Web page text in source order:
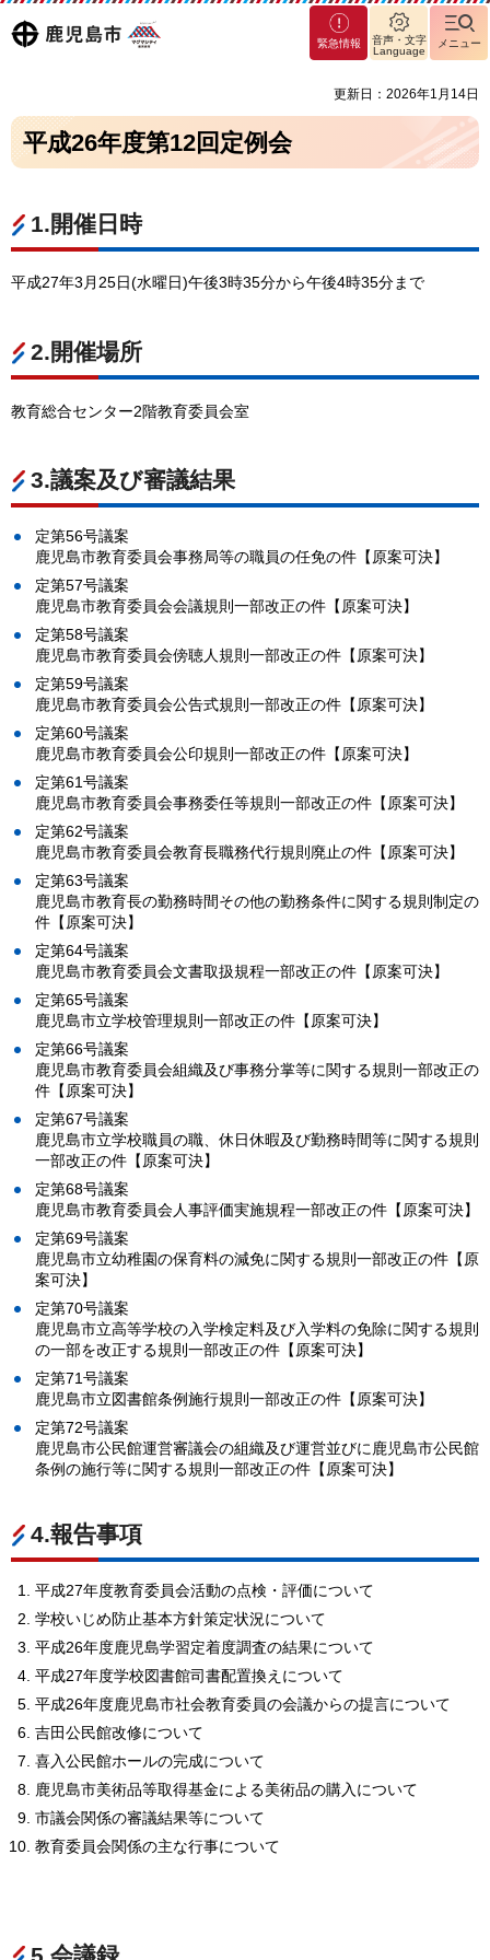
鹿児島
マグ
マシ
島市
緊急情報
音声・文字
Language
メニュー
更新日：2026年1月14日
平成26年度第12回定例会
1.開催日時
平成27年3月25日(水曜日)午後3時35分から午後4時35分まで
2.開催場所
教育総合センター2階教育委員会室
3.議案及び審議結果
定第56号議案
鹿児島市教育委員会事務局等の職員の任免の件【原案可決】
定第57号議案
鹿児島市教育委員会会議規則一部改正の件【原案可決】
定第58号議案
鹿児島市教育委員会傍聴人規則一部改正の件【原案可決】
定第59号議案
鹿児島市教育委員会公告式規則一部改正の件【原案可決】
定第60号議案
鹿児島市教育委員会公印規則一部改正の件【原案可決】
定第61号議案
鹿児島市教育委員会事務委任等規則一部改正の件【原案可決】
定第62号議案
鹿児島市教育委員会教育長職務代行規則廃止の件【原案可決】
定第63号議案
鹿児島市教育長の勤務時間その他の勤務条件に関する規則制定の
件【原案可決】
定第64号議案
鹿児島市教育委員会文書取扱規程一部改正の件【原案可決】
定第65号議案
鹿児島市立学校管理規則一部改正の件【原案可決】
定第66号議案
鹿児島市教育委員会組織及び事務分掌等に関する規則一部改正の
件【原案可決】
定第67号議案
鹿児島市立学校職員の職、休日休暇及び勤務時間等に関する規則
一部改正の件【原案可決】
定第68号議案
鹿児島市教育委員会人事評価実施規程一部改正の件【原案可決】
定第69号議案
鹿児島市立幼稚園の保育料の減免に関する規則一部改正の件【原
案可決】
定第70号議案
鹿児島市立高等学校の入学検定料及び入学料の免除に関する規則
の一部を改正する規則一部改正の件【原案可決】
定第71号議案
鹿児島市立図書館条例施行規則一部改正の件【原案可決】
定第72号議案
鹿児島市公民館運営審議会の組織及び運営並びに鹿児島市公民館
条例の施行等に関する規則一部改正の件【原案可決】
4.報告事項
平成27年度教育委員会活動の点検・評価について
学校いじめ防止基本方針策定状況について
平成26年度鹿児島学習定着度調査の結果について
平成27年度学校図書館司書配置換えについて
平成26年度鹿児島市社会教育委員の会議からの提言について
吉田公民館改修について
喜入公民館ホールの完成について
鹿児島市美術品等取得基金による美術品の購入について
市議会関係の審議結果等について
教育委員会関係の主な行事について
5.会議録